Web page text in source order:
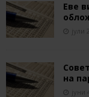
Eве
јули
на
јуни